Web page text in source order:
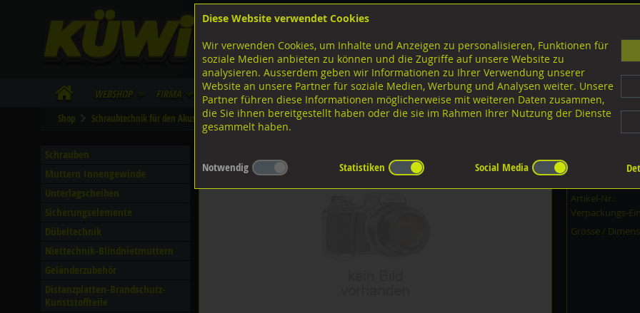
Lagerstrasse 8
Tel. 043 455 20 30
FB
IG
WebShop Firma Lieferinfo Infos/Downloads
Shop Schraubtechnik für den Akustik- und Trockenbau Senk-Bohrschrauben Torx A2 rostfrei
Schrauben
Muttern Innengewinde
Unterlagscheiben
Sicherungselemente
Dübeltechnik
Niettechnik-Blindnietmuttern
Geländerzubehör
Distanzplatten-Brandschutz-
Kunststoffteile
Dieser
Artikel-Nr.:
Verpackungs-
Grösse /
Diese Website verwendet Cookies
Wir verwenden Cookies, um Inhalte und Anzeigen zu personalisieren, Funktionen für
soziale Medien anbieten zu können und die Zugriffe auf unsere Website zu
analysieren. Ausserdem geben wir Informationen zu Ihrer Verwendung unserer
Website an unsere Partner für soziale Medien, Werbung und Analysen weiter. Unsere
Partner führen diese Informationen möglicherweise mit weiteren Daten zusammen,
die Sie ihnen bereitgestellt haben oder die sie im Rahmen Ihrer Nutzung der Dienste
gesammelt haben.
Notwendig Statistiken Social Media